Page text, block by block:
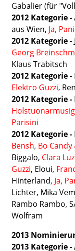
Gabalier (für
2012 Kategorie
aus Wien, Ja,
2012 Kategorie -
Georg
Klaus Trabitsch
2012 Kategorie
Elektro Guzzi,
2012 Kategorie -
Parisini
2012 Kategorie -
Bensh, Bo
Biggalo, Clara
Guzzi, Eloui,
Hinterland, Ja,
Lichter, Mika
Rambo Rambo,
Wolfram
2013
2013 Kategorie